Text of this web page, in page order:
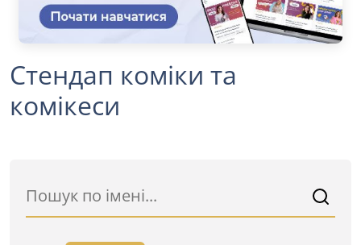
Стендап коміки та
комікеси